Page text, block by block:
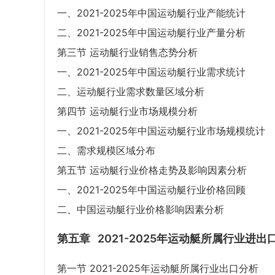
一、2021-2025年中国运动艇行业产能统计
二、2021-2025年中国运动艇行业产量分析
第三节 运动艇行业销售态势分析
一、2021-2025年中国运动艇行业需求统计
二、运动艇行业需求数量区域分析
第四节 运动艇行业市场规模分析
一、2021-2025年中国运动艇行业市场规模统计
二、需求规模区域分布
第五节 运动艇行业价格走势及影响因素分析
一、2021-2025年中国运动艇行业价格回顾
二、中国运动艇行业价格影响因素分析
第五章 2021-2025年运动艇所属行业进出
第一节 2021-2025年运动艇所属行业出口分析